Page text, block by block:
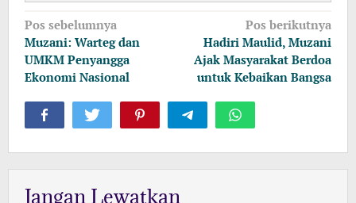
Navigasi
pos
Pos sebelumnya
Muzani: Warteg dan
UMKM Penyangga
Ekonomi Nasional
Pos berikutnya
Hadiri Maulid, Muzani
Ajak Masyarakat Berdoa
untuk Kebaikan Bangsa
Jangan Lewatkan